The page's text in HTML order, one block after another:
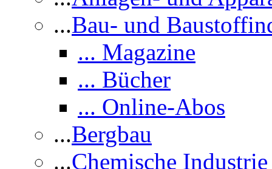
...Bau- und
... Magazine
... Bücher
... Online-Abos
...Bergbau
...Chemische Industrie